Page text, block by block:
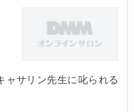
サリン先生に叱られる